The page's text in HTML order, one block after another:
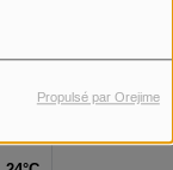
Propulsé par Orejime